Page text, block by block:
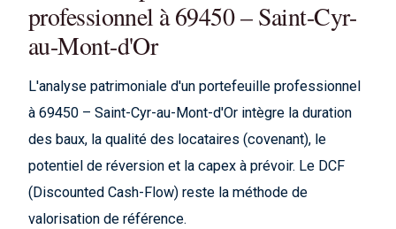
professionnel à 69450 – Saint-Cyr-
au-Mont-d'Or
L'analyse patrimoniale d'un portefeuille professionnel
à 69450 – Saint-Cyr-au-Mont-d'Or intègre la duration
des baux, la qualité des locataires (covenant), le
potentiel de réversion et la capex à prévoir. Le DCF
(Discounted Cash-Flow) reste la méthode de
valorisation de référence.